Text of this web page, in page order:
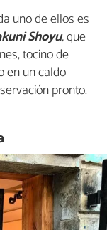
uno de ellos es
Shoyu,que
tocino de
en un caldo
pronto.